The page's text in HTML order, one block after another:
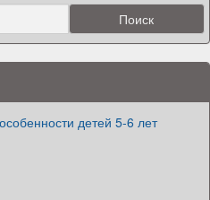
детей 5-6 лет